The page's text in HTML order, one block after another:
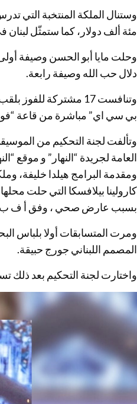
مئة ألف دولار، كما ستمثّل
وحلت مايا أبو الحسن وصيفة
دلال حب الله وصيفة رابعة.
وتنافست 17 مشتركة
بي سي اي” مباشرة من قاعة
وتألفت لجنة التحكيم من
العامة لجريدة “النهار” و موقع
كارولينا بيلافسكا التي حلت
بسبب عارض صحي ، وفق أ ف
ومرت المتسابقات أولا بلباس
المصمم اللبناني جورج حبيقة.
واختارت لجنة التحكيم بعد ذلك